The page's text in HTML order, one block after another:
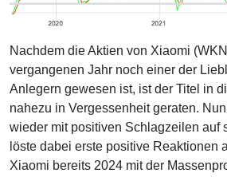
Nachdem die Aktien von Xiaomi
vergangenen Jahr noch einer der
Anlegern gewesen ist, ist der Titel in
nahezu in Vergessenheit geraten.
wieder mit positiven Schlagzeilen auf
löste dabei erste positive Reaktionen
Xiaomi bereits 2024 mit der